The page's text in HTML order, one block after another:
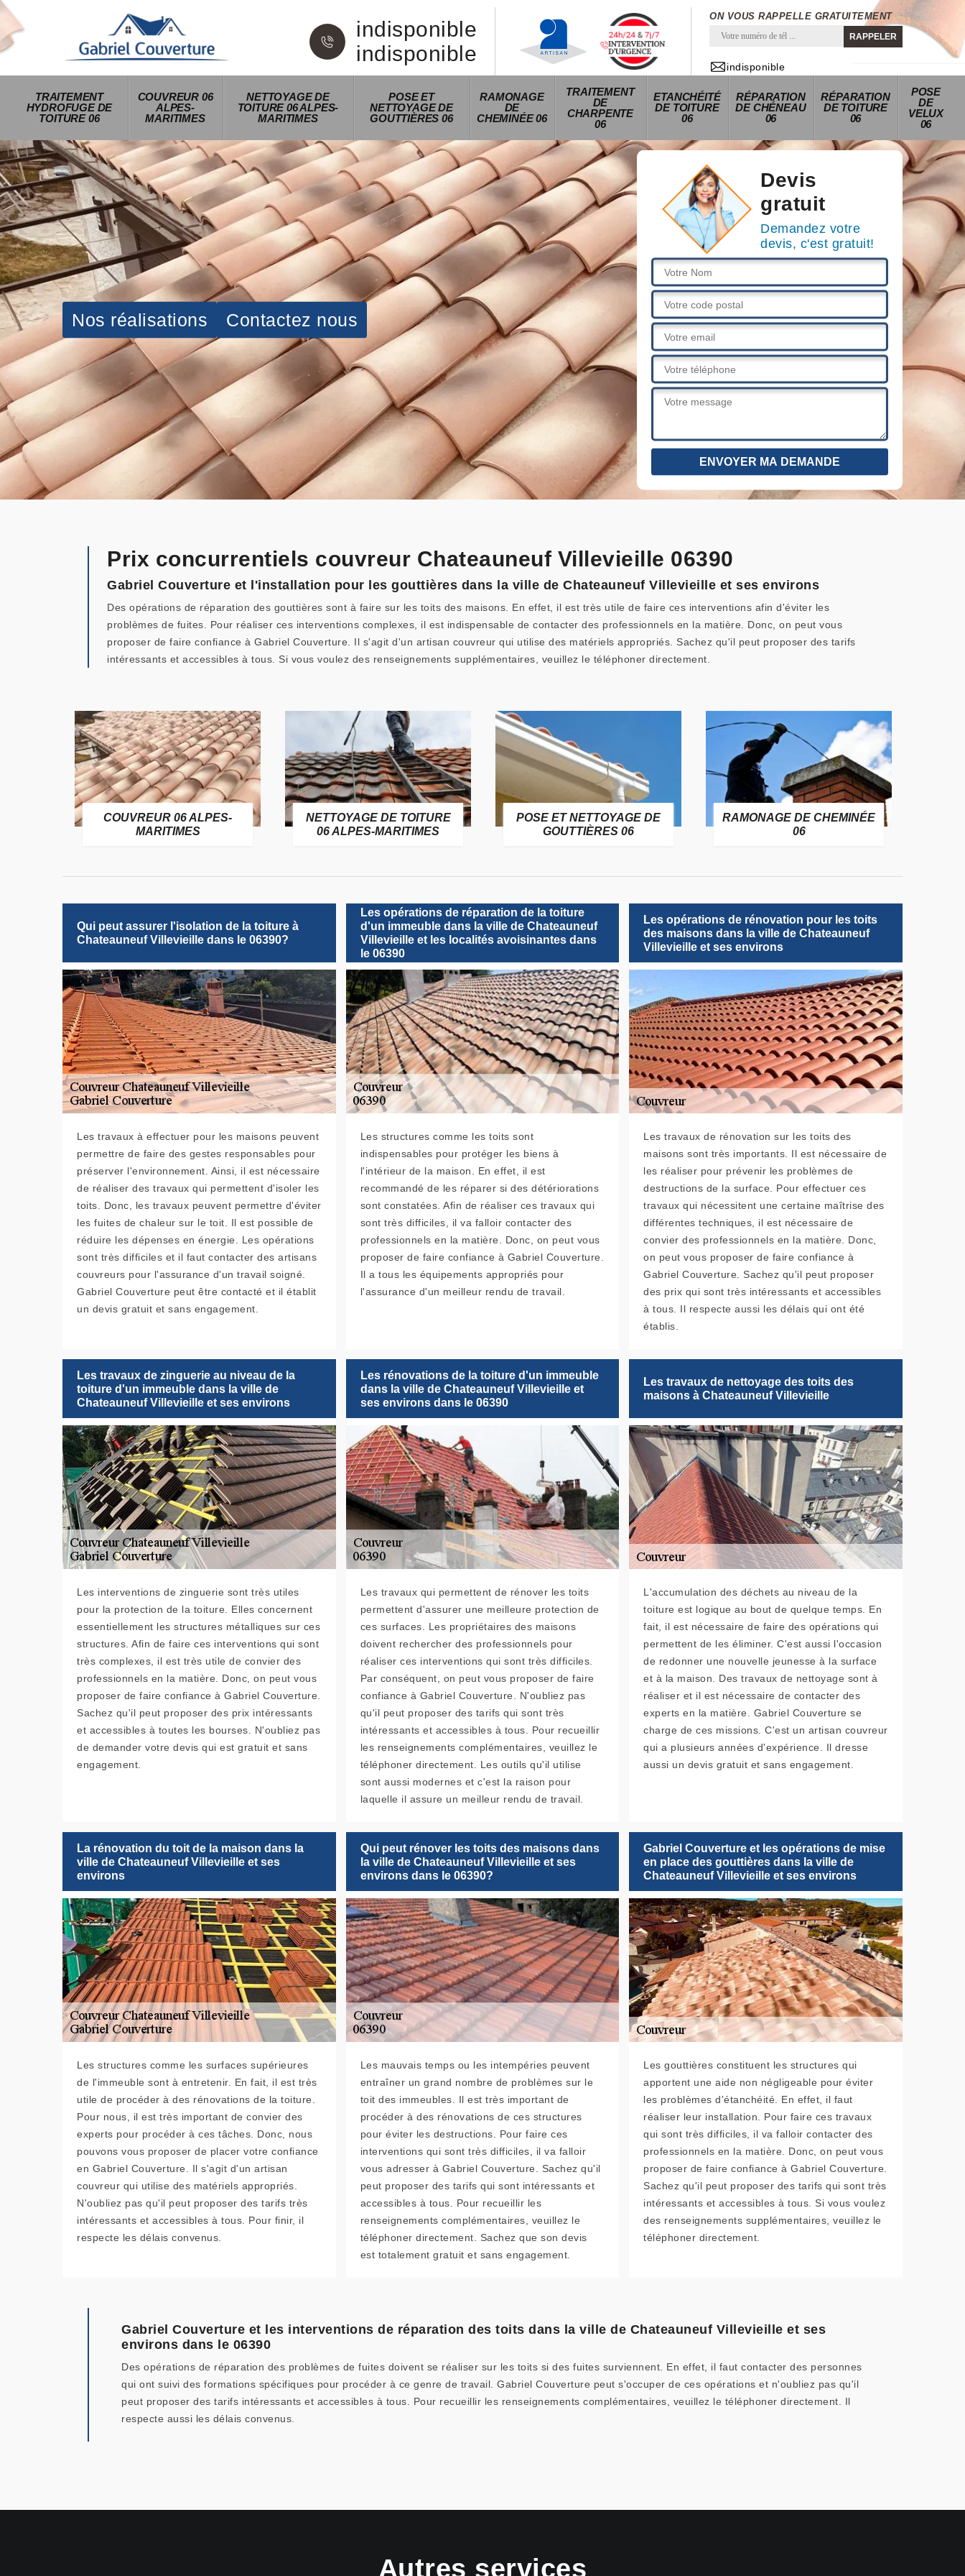
indisponible
indisponible
ON VOUS RAPPELLE GRATUITEMENT
indisponible
TRAITEMENT
HYDROFUGE DE
TOITURE 06
COUVREUR 06
ALPES-
MARITIMES
NETTOYAGE DE
TOITURE 06 ALPES-
MARITIMES
POSE ET
NETTOYAGE DE
GOUTTIÈRES 06
RAMONAGE
DE
CHEMINÉE 06
TRAITEMENT
DE
CHARPENTE
06
ETANCHÉITÉ
DE TOITURE
06
RÉPARATION
DE CHÉNEAU
06
RÉPARATION
DE TOITURE
06
POSE
DE
VELUX
06
Nos réalisations Contactez nous
Devis
gratuit
Demandez votre
devis, c'est gratuit!
Prix concurrentiels couvreur Chateauneuf Villevieille 06390
Gabriel Couverture et l'installation pour les gouttières dans la ville de Chateauneuf Villevieille et ses environs
Des opérations de réparation des gouttières sont à faire sur les toits des maisons. En effet, il est très utile de faire ces interventions afin d'éviter les
problèmes de fuites. Pour réaliser ces interventions complexes, il est indispensable de contacter des professionnels en la matière. Donc, on peut vous
proposer de faire confiance à Gabriel Couverture. Il s'agit d'un artisan couvreur qui utilise des matériels appropriés. Sachez qu'il peut proposer des tarifs
intéressants et accessibles à tous. Si vous voulez des renseignements supplémentaires, veuillez le téléphoner directement.
COUVREUR 06 ALPES-
MARITIMES
NETTOYAGE DE TOITURE
06 ALPES-MARITIMES
POSE ET NETTOYAGE DE
GOUTTIÈRES 06
RAMONAGE DE CHEMINÉE
06
Qui peut assurer l'isolation de la toiture à
Chateauneuf Villevieille dans le 06390?
Les travaux à effectuer pour les maisons peuvent
permettre de faire des gestes responsables pour
préserver l'environnement. Ainsi, il est nécessaire
de réaliser des travaux qui permettent d'isoler les
toits. Donc, les travaux peuvent permettre d'éviter
les fuites de chaleur sur le toit. Il est possible de
réduire les dépenses en énergie. Les opérations
sont très difficiles et il faut contacter des artisans
couvreurs pour l'assurance d'un travail soigné.
Gabriel Couverture peut être contacté et il établit
un devis gratuit et sans engagement.
Les opérations de réparation de la toiture
d'un immeuble dans la ville de Chateauneuf
Villevieille et les localités avoisinantes dans
le 06390
Les structures comme les toits sont
indispensables pour protéger les biens à
l'intérieur de la maison. En effet, il est
recommandé de les réparer si des détériorations
sont constatées. Afin de réaliser ces travaux qui
sont très difficiles, il va falloir contacter des
professionnels en la matière. Donc, on peut vous
proposer de faire confiance à Gabriel Couverture.
Il a tous les équipements appropriés pour
l'assurance d'un meilleur rendu de travail.
Les opérations de rénovation pour les toits
des maisons dans la ville de Chateauneuf
Villevieille et ses environs
Les travaux de rénovation sur les toits des
maisons sont très importants. Il est nécessaire de
les réaliser pour prévenir les problèmes de
destructions de la surface. Pour effectuer ces
travaux qui nécessitent une certaine maîtrise des
différentes techniques, il est nécessaire de
convier des professionnels en la matière. Donc,
on peut vous proposer de faire confiance à
Gabriel Couverture. Sachez qu'il peut proposer
des prix qui sont très intéressants et accessibles
à tous. Il respecte aussi les délais qui ont été
établis.
Les travaux de zinguerie au niveau de la
toiture d'un immeuble dans la ville de
Chateauneuf Villevieille et ses environs
Les interventions de zinguerie sont très utiles
pour la protection de la toiture. Elles concernent
essentiellement les structures métalliques sur ces
structures. Afin de faire ces interventions qui sont
très complexes, il est très utile de convier des
professionnels en la matière. Donc, on peut vous
proposer de faire confiance à Gabriel Couverture.
Sachez qu'il peut proposer des prix intéressants
et accessibles à toutes les bourses. N'oubliez pas
de demander votre devis qui est gratuit et sans
engagement.
Les rénovations de la toiture d'un immeuble
dans la ville de Chateauneuf Villevieille et
ses environs dans le 06390
Les travaux qui permettent de rénover les toits
permettent d'assurer une meilleure protection de
ces surfaces. Les propriétaires des maisons
doivent rechercher des professionnels pour
réaliser ces interventions qui sont très difficiles.
Par conséquent, on peut vous proposer de faire
confiance à Gabriel Couverture. N'oubliez pas
qu'il peut proposer des tarifs qui sont très
intéressants et accessibles à tous. Pour recueillir
les renseignements complémentaires, veuillez le
téléphoner directement. Les outils qu'il utilise
sont aussi modernes et c'est la raison pour
laquelle il assure un meilleur rendu de travail.
Les travaux de nettoyage des toits des
maisons à Chateauneuf Villevieille
L'accumulation des déchets au niveau de la
toiture est logique au bout de quelque temps. En
fait, il est nécessaire de faire des opérations qui
permettent de les éliminer. C'est aussi l'occasion
de redonner une nouvelle jeunesse à la surface
et à la maison. Des travaux de nettoyage sont à
réaliser et il est nécessaire de contacter des
experts en la matière. Gabriel Couverture se
charge de ces missions. C'est un artisan couvreur
qui a plusieurs années d'expérience. Il dresse
aussi un devis gratuit et sans engagement.
La rénovation du toit de la maison dans la
ville de Chateauneuf Villevieille et ses
environs
Les structures comme les surfaces supérieures
de l'immeuble sont à entretenir. En fait, il est très
utile de procéder à des rénovations de la toiture.
Pour nous, il est très important de convier des
experts pour procéder à ces tâches. Donc, nous
pouvons vous proposer de placer votre confiance
en Gabriel Couverture. Il s'agit d'un artisan
couvreur qui utilise des matériels appropriés.
N'oubliez pas qu'il peut proposer des tarifs très
intéressants et accessibles à tous. Pour finir, il
respecte les délais convenus.
Qui peut rénover les toits des maisons dans
la ville de Chateauneuf Villevieille et ses
environs dans le 06390?
Les mauvais temps ou les intempéries peuvent
entraîner un grand nombre de problèmes sur le
toit des immeubles. Il est très important de
procéder à des rénovations de ces structures
pour éviter les destructions. Pour faire ces
interventions qui sont très difficiles, il va falloir
vous adresser à Gabriel Couverture. Sachez qu'il
peut proposer des tarifs qui sont intéressants et
accessibles à tous. Pour recueillir les
renseignements complémentaires, veuillez le
téléphoner directement. Sachez que son devis
est totalement gratuit et sans engagement.
Gabriel Couverture et les opérations de mise
en place des gouttières dans la ville de
Chateauneuf Villevieille et ses environs
Les gouttières constituent les structures qui
apportent une aide non négligeable pour éviter
les problèmes d'étanchéité. En effet, il faut
réaliser leur installation. Pour faire ces travaux
qui sont très difficiles, il va falloir contacter des
professionnels en la matière. Donc, on peut vous
proposer de faire confiance à Gabriel Couverture.
Sachez qu'il peut proposer des tarifs qui sont très
intéressants et accessibles à tous. Si vous voulez
des renseignements supplémentaires, veuillez le
téléphoner directement.
Gabriel Couverture et les interventions de réparation des toits dans la ville de Chateauneuf Villevieille et ses
environs dans le 06390
Des opérations de réparation des problèmes de fuites doivent se réaliser sur les toits si des fuites surviennent. En effet, il faut contacter des personnes
qui ont suivi des formations spécifiques pour procéder à ce genre de travail. Gabriel Couverture peut s'occuper de ces opérations et n'oubliez pas qu'il
peut proposer des tarifs intéressants et accessibles à tous. Pour recueillir les renseignements complémentaires, veuillez le téléphoner directement. Il
respecte aussi les délais convenus.
Autres services